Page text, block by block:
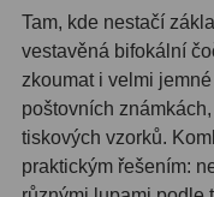
Barlow 5x8
Převracecí4
Hledáčky28
Optické hledáčky 15
Tam, kde nestačí
vestavěná bifokální
zkoumat i velmi
poštovních
tiskových vzorků.
praktickým řešením: